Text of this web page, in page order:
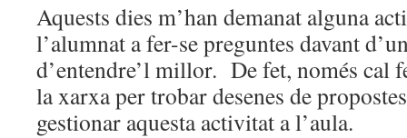
Aquests dies m’han demanat alguna
l’alumnat a fer-se preguntes davant
d’entendre’l millor. De fet, només cal
la xarxa per trobar desenes de
gestionar aquesta activitat a l’aula.